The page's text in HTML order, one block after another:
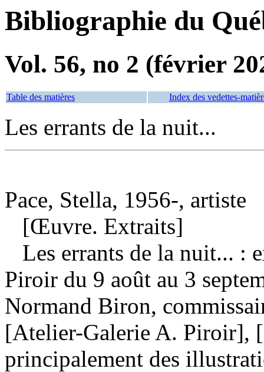
Bibliographie du
Vol. 56, no 2 (février
Table des matières Index des vedettes-
Les errants de la nuit...
Pace, Stella, 1956-, artiste
[Œuvre. Extraits]
Les errants de la nuit... :
Piroir du 9 août au 3
Normand Biron,
[Atelier-Galerie A. Piroir],
principalement des